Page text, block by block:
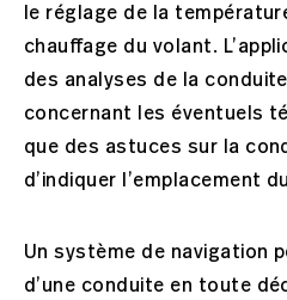
le réglage de la
chauffage du volant.
des analyses de la
concernant les éventuels
que des astuces sur la
d’indiquer l’emplacement
Un système de navigation
d’une conduite en toute